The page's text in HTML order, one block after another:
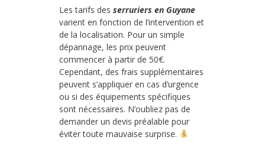
Les tarifs des serruriers en Guyane
varient en fonction de l’intervention et
de la localisation. Pour un simple
dépannage, les prix peuvent
commencer à partir de 50€.
Cependant, des frais supplémentaires
peuvent s’appliquer en cas d’urgence
ou si des équipements spécifiques
sont nécessaires. N’oubliez pas de
demander un devis préalable pour
éviter toute mauvaise surprise.